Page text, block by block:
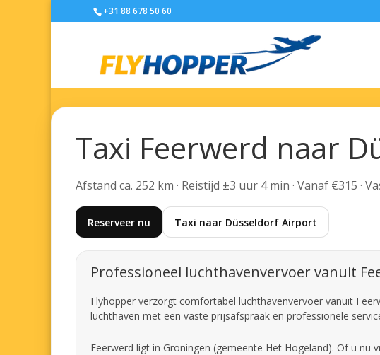
+31 88 678 50 60
Taxi Feerwerd naar
Afstand ca. 252 km · Reistijd ±3 uur 4 min · Vanaf €315 ·
Reserveer nu Taxi naar Düsseldorf Airport
Professioneel luchthavenvervoer vanuit
Flyhopper verzorgt comfortabel luchthavenvervoer vanuit
luchthaven met een vaste prijsafspraak en professionele
Feerwerd ligt in Groningen (gemeente Het Hogeland). Of u nu